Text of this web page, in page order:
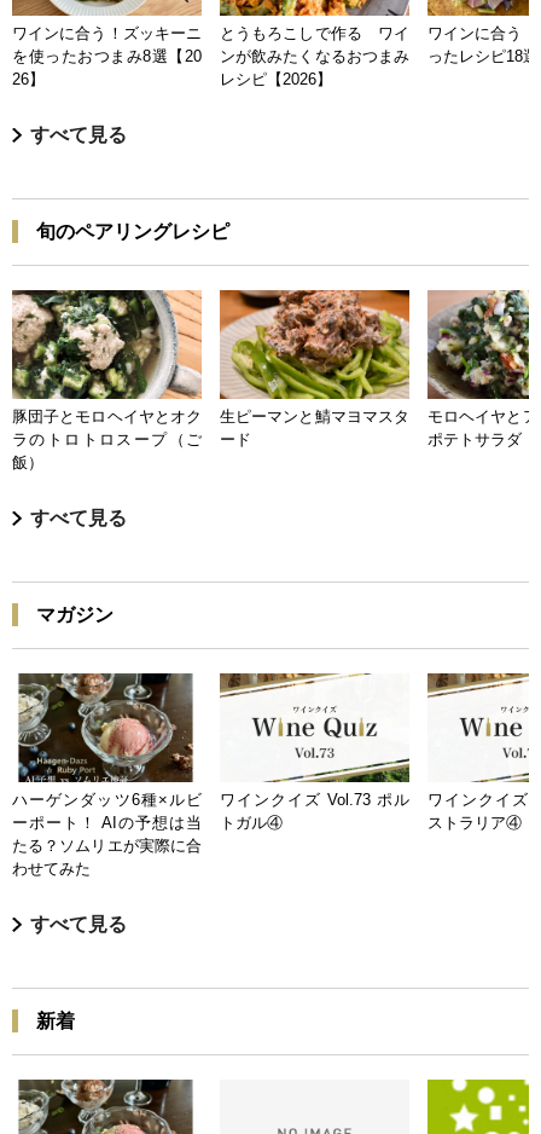
ワインに合う！ズッキーニ
を使ったおつまみ8選【20
26】
とうもろこしで作る ワイ
ンが飲みたくなるおつまみ
レシピ【2026】
ワインに合う
ったレシピ18
すべて見る
旬のペアリングレシピ
豚団子とモロヘイヤとオク
ラのトロトロスープ（ご
飯）
生ピーマンと鯖マヨマスタ
ード
モロヘイヤと
ポテトサラダ
すべて見る
マガジン
ハーゲンダッツ6種×ルビ
ーポート！ AIの予想は当
たる？ソムリエが実際に合
わせてみた
ワインクイズ Vol.73 ポル
トガル④
ワインクイズ
ストラリア④
すべて見る
新着